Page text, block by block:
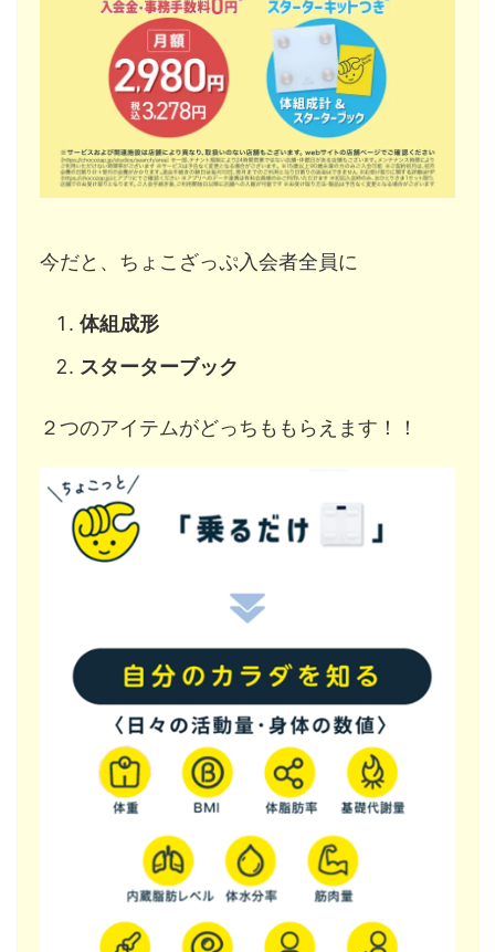
今だと、ちょこざっぷ入会者全員に
体組成形
スターターブック
２つのアイテムがどっちももらえます！！